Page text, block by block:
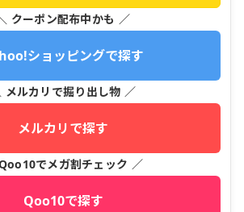
クーポン配布中かも ／
ショッピングで探す
メルカリで掘り出し物 ／
メルカリで探す
でメガ割チェック ／
Qoo10で探す